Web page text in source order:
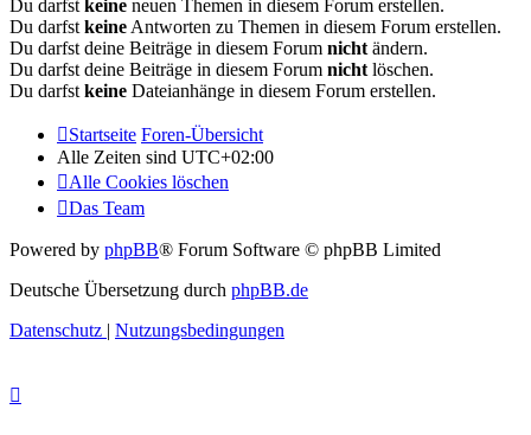
Du darfst keine neuen Themen in diesem Forum erstellen.
Du darfst keine Antworten zu Themen in diesem Forum erstellen.
Du darfst deine Beiträge in diesem Forum nicht ändern.
Du darfst deine Beiträge in diesem Forum nicht löschen.
Du darfst keine Dateianhänge in diesem Forum erstellen.
Startseite Foren-Übersicht
Alle Zeiten sind UTC+02:00
Alle Cookies löschen
Das Team
Powered by phpBB® Forum Software © phpBB Limited
Deutsche Übersetzung durch phpBB.de
Datenschutz | Nutzungsbedingungen